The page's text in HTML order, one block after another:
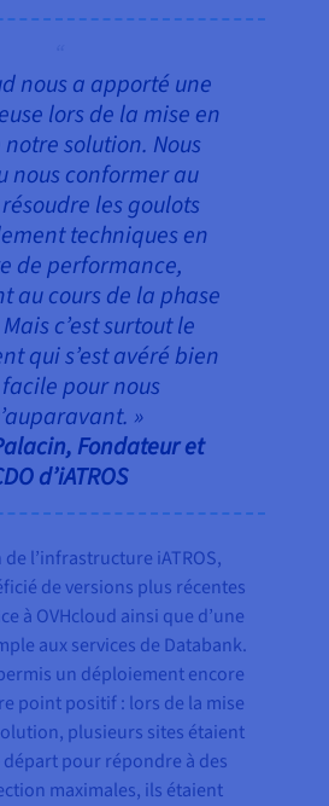
nous a apporté une
lors de la mise en
solution. Nous
nous conformer au
résoudre les goulots
techniques en
de performance,
au cours de la phase
c’est surtout le
qui s’est avéré bien
pour nous
»
Fondateur et
d’iATROS
l’infrastructure iATROS,
de versions plus récentes
à OVHcloud ainsi que d’une
aux services de Databank.
un déploiement encore
point positif : lors de la mise
plusieurs sites étaient
départ pour répondre à des
maximales, ils étaient